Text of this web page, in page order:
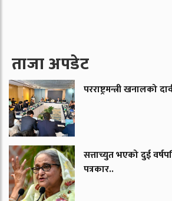
ताजा अपडेट
परराष्ट्रमन्त्री खनालको
सत्ताच्युत भएको दुई
पत्रकार..